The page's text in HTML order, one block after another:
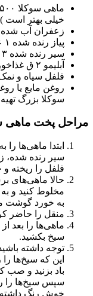
خیلی بهتر است )
زعفران آب شده ۱ ق غذاخوری
پیاز رنده شده ۱ عدد متوسط
سیر رنده شده ۳ حبه
آبلیمو ۲ ق غذاخوری
فلفل سیاه و
سوکلا بزرگ
مراحل پخت ماهی
ابتدا ماهی‌ها
سیر رنده شده،
فلفل را ریخته
حالا ماهی‌های
به خورد گوشت
منقل را حاضر
سیخ بکشید.
توجه داشته
این که سیخ‌ها را
باد بزنید و صب
سپس سیخ‌ها را
خوش رنگ داشته